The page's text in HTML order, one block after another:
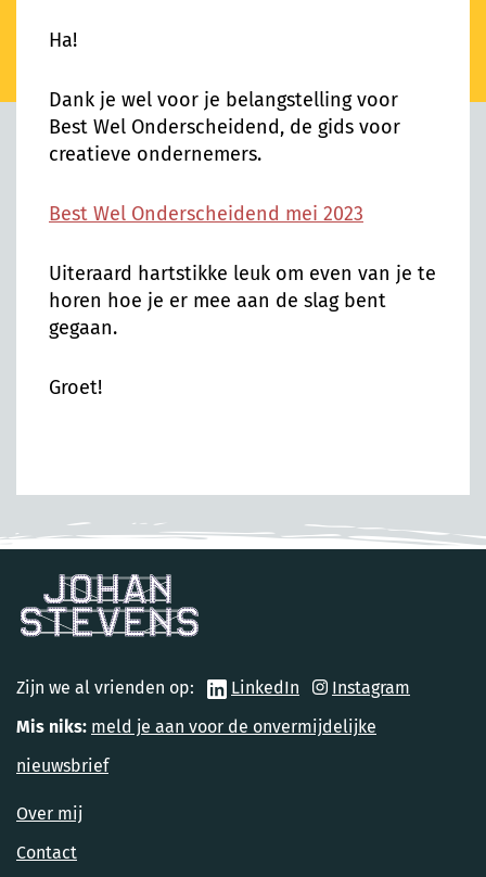
Ha!
Dank je wel voor je belangstelling voor
Best Wel Onderscheidend, de gids voor
creatieve ondernemers.
Best Wel Onderscheidend mei 2023
Uiteraard hartstikke leuk om even van je te
horen hoe je er mee aan de slag bent
gegaan.
Groet!
Zijn we al vrienden op: LinkedIn
Instagram
Mis niks: meld je aan voor de onvermijdelijke
nieuwsbrief
Over mij
Contact